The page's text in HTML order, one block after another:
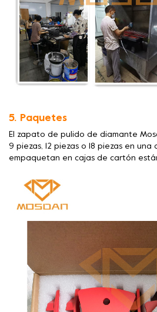
5. Paquetes
El zapato de pulido de diamante
9 piezas, 12 piezas o 18 piezas en
empaquetan en cajas de cartón